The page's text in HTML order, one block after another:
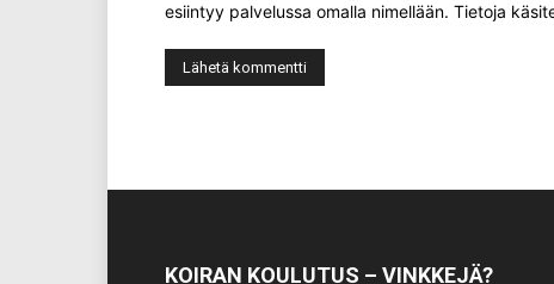
esiintyy palvelussa omalla nimellään. Tietoja
KOIRAN KOULUTUS – VINKKEJÄ?